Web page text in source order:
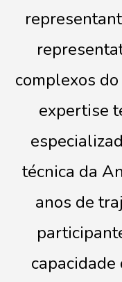
complexos
expertise
técnica da
anos de